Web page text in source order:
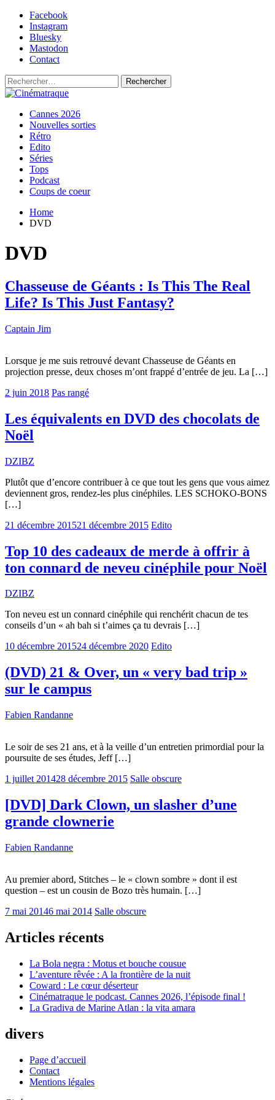
Skip
content
Facebook
Instagram
Bluesky
Mastodon
Contact
Rechercher :
Cinématraque
Si on avait du talent, on ferait des films
Primary
Menu
Cannes 2026
Nouvelles sorties
Rétro
Edito
Séries
Tops
Podcast
Coups de coeur
Home
DVD
DVD
Chasseuse de Géants : Is This The Real
Life? Is This Just Fantasy?
Captain Jim
Lorsque je me suis retrouvé devant Chasseuse de Géants en
projection presse, deux choses m’ont frappé d’entrée de jeu. La […]
2 juin 2018 Pas rangé
Les équivalents en DVD des chocolats de
Noël
DZIBZ
Plutôt que d’encore contribuer à ce que tout les gens que vous aimez
deviennent gros, rendez-les plus cinéphiles. LES SCHOKO-BONS
[…]
21 décembre 201521 décembre 2015 Edito
Top 10 des cadeaux de merde à offrir à
ton connard de neveu cinéphile pour Noël
DZIBZ
Ton neveu est un connard cinéphile qui renchérit chacun de tes
conseils d’un « ah bah si t’aimes ça tu devrais […]
10 décembre 201524 décembre 2020 Edito
(DVD) 21 & Over, un « very bad trip »
sur le campus
Fabien Randanne
Le soir de ses 21 ans, et à la veille d’un entretien primordial pour la
poursuite de ses études, Jeff […]
1 juillet 201428 décembre 2015 Salle obscure
[DVD] Dark Clown, un slasher d’une
grande clownerie
Fabien Randanne
Au premier abord, Stitches – le « clown sombre » dont il est
question – est un cousin de Bozo très humain. […]
7 mai 20146 mai 2014 Salle obscure
Articles récents
La Bola negra : Motus et bouche cousue
L’aventure rêvée : A la frontière de la nuit
Coward : Le cœur déserteur
Cinématraque le podcast. Cannes 2026, l’épisode final !
La Gradiva de Marine Atlan : la vita amara
divers
Page d’accueil
Contact
Mentions légales